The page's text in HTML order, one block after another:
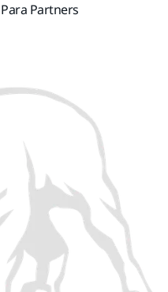
Para Partners